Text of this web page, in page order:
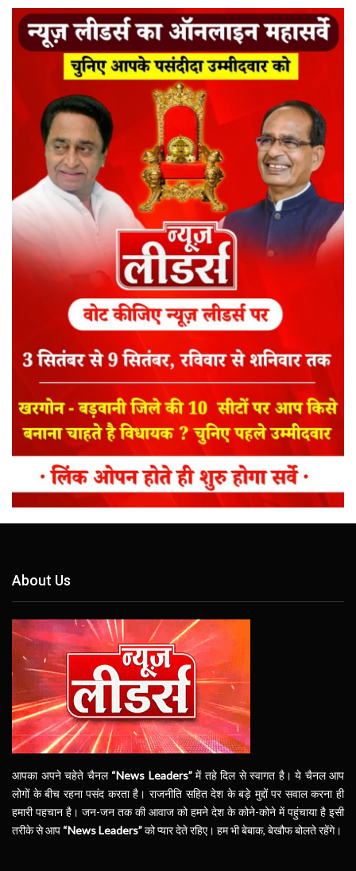
About Us
आपका अपने चहेते चैनल “News Leaders”में तहे दिल से स्वागत है। ये चैनल आप
लोगों के बीच रहना पसंद करता है। राजनीति सहित देश के बड़े मुद्दों पर सवाल करना ही
हमारी पहचान है। जन-जन तक की आवाज को हमने देश के कोने-कोने में पहुंचाया है इसी
तरीके से आप “News Leaders”को प्यार देते रहिए। हम भी बेबाक, बेखौफ बोलते रहेंगे।